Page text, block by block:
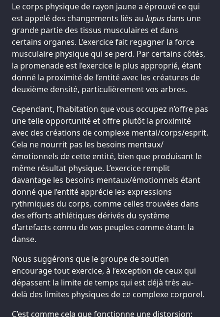
Le corps physique de rayon jaune a éprouvé ce qui
est appelé des changements liés au lupus dans une
grande partie des tissus musculaires et dans
certains organes. L’exercice fait regagner la force
musculaire physique qui se perd. Par certains côtés,
la promenade est l’exercice le plus approprié, étant
donné la proximité de l’entité avec les créatures de
deuxième densité, particulièrement vos arbres.
Cependant, l’habitation que vous occupez n’offre pas
une telle opportunité et offre plutôt la proximité
avec des créations de complexe mental/corps/esprit.
Cela ne nourrit pas les besoins mentaux/
émotionnels de cette entité, bien que produisant le
même résultat physique. L’exercice remplit
davantage les besoins mentaux/émotionnels étant
donné que l’entité apprécie les expressions
rythmiques du corps, comme celles trouvées dans
des efforts athlétiques dérivés du système
d’artefacts connu de vos peuples comme étant la
danse.
Nous suggérons que le groupe de soutien
encourage tout exercice, à l’exception de ceux qui
dépassent la limite de temps qui est déjà très au-
delà des limites physiques de ce complexe corporel.
C’est comme cela que fonctionne une distorsion: